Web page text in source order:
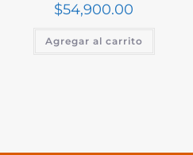
$54,900.00
Agregar al carrito